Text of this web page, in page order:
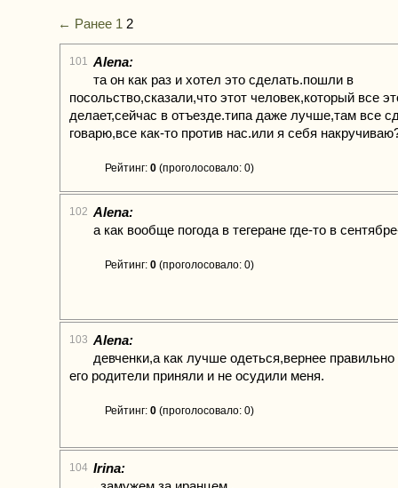
← Ранее 1 2
101 Alena:
та он как раз и хотел это сделать.пошли в
посольство,сказали,что этот человек,который все
делает,сейчас в отъезде.типа даже лучше,там все
говарю,все как-то против нас.или я себя
Рейтинг: 0 (проголосовало: 0)
102 Alena:
a как вообще погода в тегеране где-то в
Рейтинг: 0 (проголосовало: 0)
103 Alena:
девченки,а как лучше одеться,вернее
его родители приняли и не осудили меня.
Рейтинг: 0 (проголосовало: 0)
104 Irina: